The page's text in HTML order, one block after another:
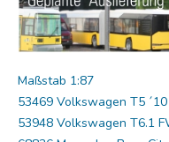
Maßstab 1:87
53469 Volkswagen T5
53948 Volkswagen T6.1